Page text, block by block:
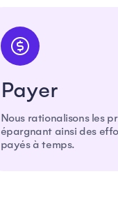
Payer
Nous rationalisons les
épargnant ainsi des
payés à temps.